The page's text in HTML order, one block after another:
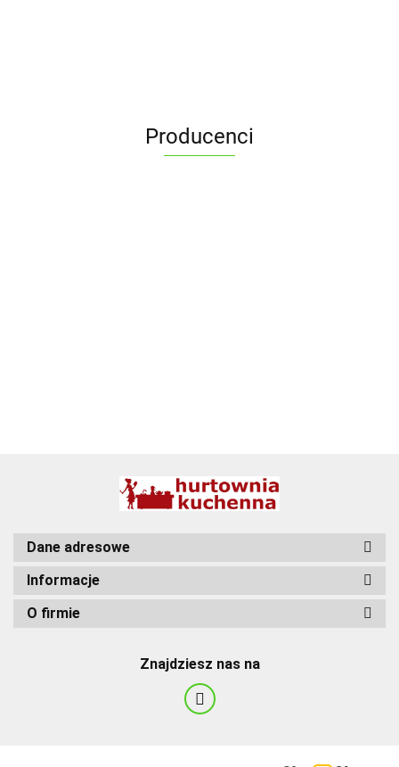
Producenci
Dane adresowe
Informacje
O firmie
Znajdziesz nas na